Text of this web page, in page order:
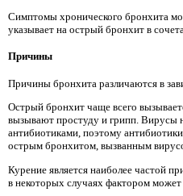
Симптомы хронического бронхита
указывает на острый бронхит в
Причины
Причины бронхита различаются в
Острый бронхит чаще всего
вызывают простуду и грипп. Вирусы
антибиотиками, поэтому
острым бронхитом, вызванным
Курение является наиболее частой
в некоторых случаях фактором может